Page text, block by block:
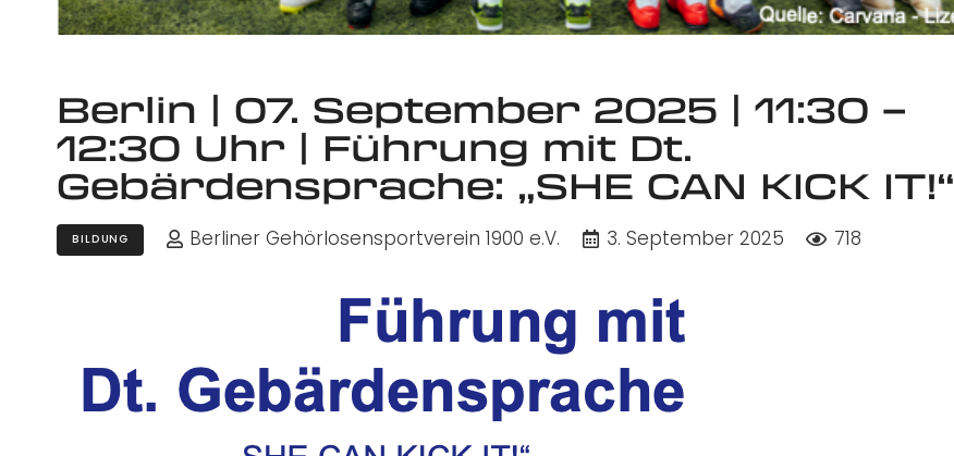
Berlin | 07. September 2025 | 11:30 –
12:30 Uhr | Führung mit Dt.
Gebärdensprache: „SHE CAN KICK IT!“
BILDUNG Berliner Gehörlosensportverein 1900 e.V. 3. September 2025 718